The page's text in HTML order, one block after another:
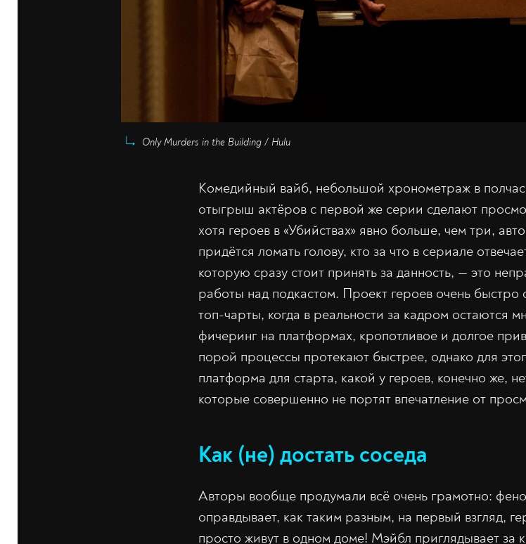
Only Murders in the Building / Hulu
Комедийный вайб, небольшой хронометраж в
отыгрыш актёров с первой же серии сделают
хотя героев в «Убийствах» явно больше, чем три,
придётся ломать голову, кто за что в сериале
которую сразу стоит принять за данность, — это
работы над подкастом. Проект героев очень
топ-чарты, когда в реальности за кадром остаются
фичеринг на платформах, кропотливое и долгое
порой процессы протекают быстрее, однако для
платформа для старта, какой у героев, конечно же,
которые совершенно не портят впечатление от
Как (не) достать соседа
Авторы вообще продумали всё очень грамотно:
оправдывает, как таким разным, на первый взгляд,
просто живут в одном доме! Мэйбл приглядывает за